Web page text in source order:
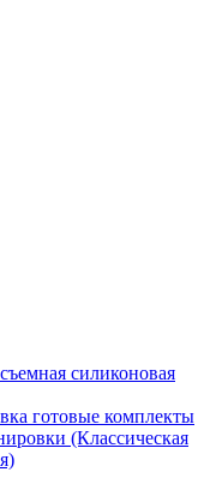
силиконовая
готовые комплекты
(Классическая